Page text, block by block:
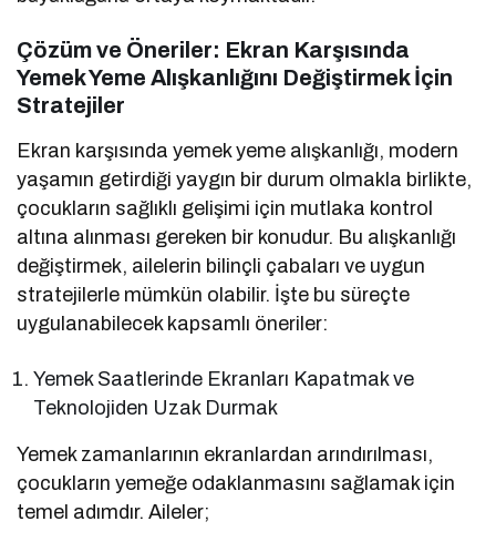
Çözüm ve Öneriler: Ekran Karşısında
Yemek Yeme Alışkanlığını Değiştirmek İçin
Stratejiler
Ekran karşısında yemek yeme alışkanlığı, modern
yaşamın getirdiği yaygın bir durum olmakla birlikte,
çocukların sağlıklı gelişimi için mutlaka kontrol
altına alınması gereken bir konudur. Bu alışkanlığı
değiştirmek, ailelerin bilinçli çabaları ve uygun
stratejilerle mümkün olabilir. İşte bu süreçte
uygulanabilecek kapsamlı öneriler:
Yemek Saatlerinde Ekranları Kapatmak ve
Teknolojiden Uzak Durmak
Yemek zamanlarının ekranlardan arındırılması,
çocukların yemeğe odaklanmasını sağlamak için
temel adımdır. Aileler;